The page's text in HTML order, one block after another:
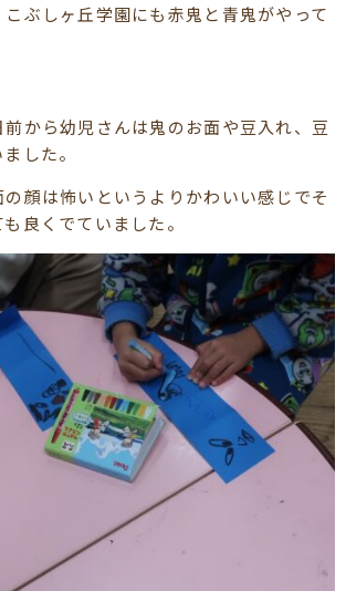
こぶしヶ丘学園にも赤鬼と青鬼がやって
から幼児さんは鬼のお面や豆入れ、豆
した。
顔は怖いというよりかわいい感じでそ
良くでていました。